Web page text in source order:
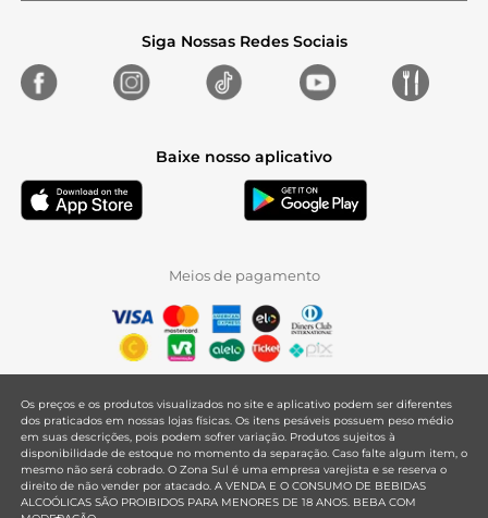
Siga Nossas Redes Sociais
Baixe nosso aplicativo
Meios de pagamento
Os preços e os produtos visualizados no site e aplicativo podem ser diferentes
dos praticados em nossas lojas físicas. Os itens pesáveis possuem peso médio
em suas descrições, pois podem sofrer variação. Produtos sujeitos à
disponibilidade de estoque no momento da separação. Caso falte algum item, o
mesmo não será cobrado. O Zona Sul é uma empresa varejista e se reserva o
direito de não vender por atacado. A VENDA E O CONSUMO DE BEBIDAS
ALCOÓLICAS SÃO PROIBIDOS PARA MENORES DE 18 ANOS. BEBA COM